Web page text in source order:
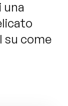
una
su come